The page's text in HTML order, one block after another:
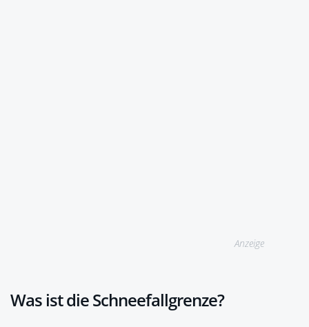
Anzeige
Was ist die Schneefallgrenze?